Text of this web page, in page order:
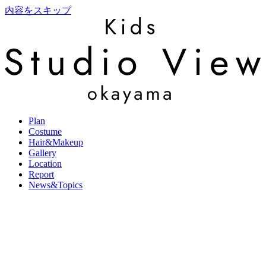
内容をスキップ
Plan
Costume
Hair&Makeup
Gallery
Location
Report
News&Topics